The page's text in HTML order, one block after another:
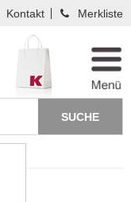
Kontakt Merkliste